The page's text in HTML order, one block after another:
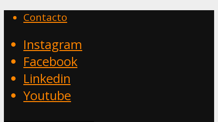
Contacto
Instagram
Facebook
Linkedin
Youtube